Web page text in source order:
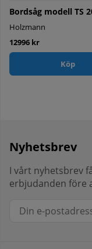
Bordsåg modell TS
Holzmann
12996 kr
Köp
Nyhetsbrev
I vårt nyhetsbrev
erbjudanden före